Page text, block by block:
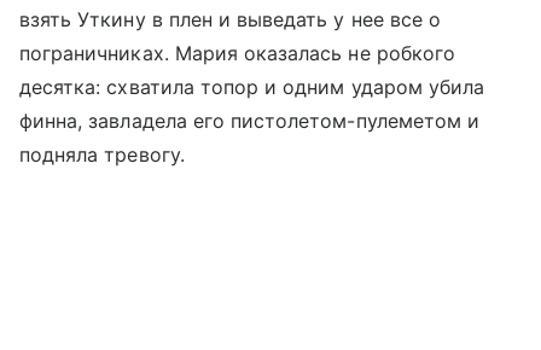
взять Уткину в плен и выведать у нее все о
пограничниках. Мария оказалась не робкого
десятка: схватила топор и одним ударом убила
финна, завладела его пистолетом-пулеметом и
подняла тревогу.